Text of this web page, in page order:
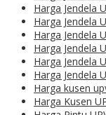
Harga Jendela
Harga Jendela
Harga Jendela
Harga Jendela
Harga Jendela
Harga Jendela
Harga kusen
Harga Kusen